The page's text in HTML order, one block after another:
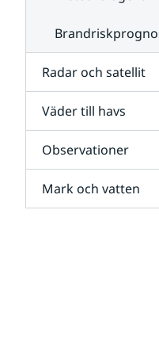
Radar och satellit
Väder till havs
Observationer
Mark och vatten